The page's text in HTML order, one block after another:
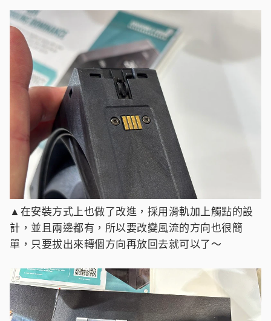
▲在安裝方式上也做了改進，採用滑軌加上觸點的設
計，並且兩邊都有，所以要改變風流的方向也很簡
單，只要拔出來轉個方向再放回去就可以了～